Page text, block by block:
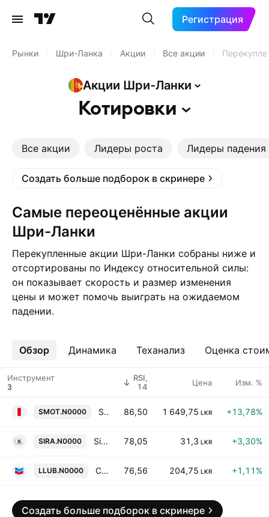
Регистрация
Рынки Шри-Ланка Акции Все акции
Акции Шри-Ланки
Котировки
Все акции Лидеры роста Лидеры падения
Создать больше подборок в скринере
Самые переоценённые акции
Шри-Ланки
Перекупленные акции Шри-Ланки собраны ниже и
отсортированы по Индексу относительной силы:
он показывает скорость и размер изменения
цены и может помочь выиграть на ожидаемом
падении.
Обзор Динамика Теханализ Оценка
Ещё
Инструмент
RSI,
14
Цена Изм. %
SMOT.N0000 Sathosa Motors PLC 86,50 1 649,75 LKR +13,78%
SIRA.N0000 Sierra Cables PLC 78,05 31,3 LKR +3,30%
LLUB.N0000 Chevron Lubricants Lanka Plc 76,56 204,75 LKR +1,11%
Создать больше подборок в скринере